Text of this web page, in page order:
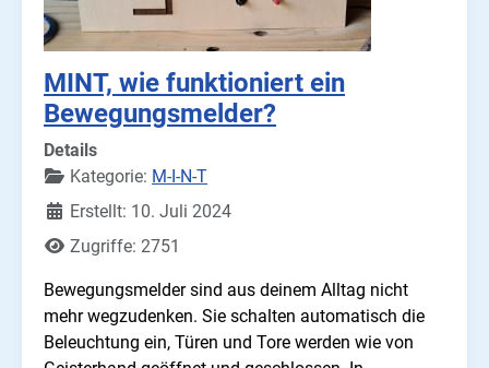
MINT, wie funktioniert ein
Bewegungsmelder?
Details
Kategorie: M-I-N-T
Erstellt: 10. Juli 2024
Zugriffe: 2751
Bewegungsmelder sind aus deinem Alltag nicht
mehr wegzudenken. Sie schalten automatisch die
Beleuchtung ein, Türen und Tore werden wie von